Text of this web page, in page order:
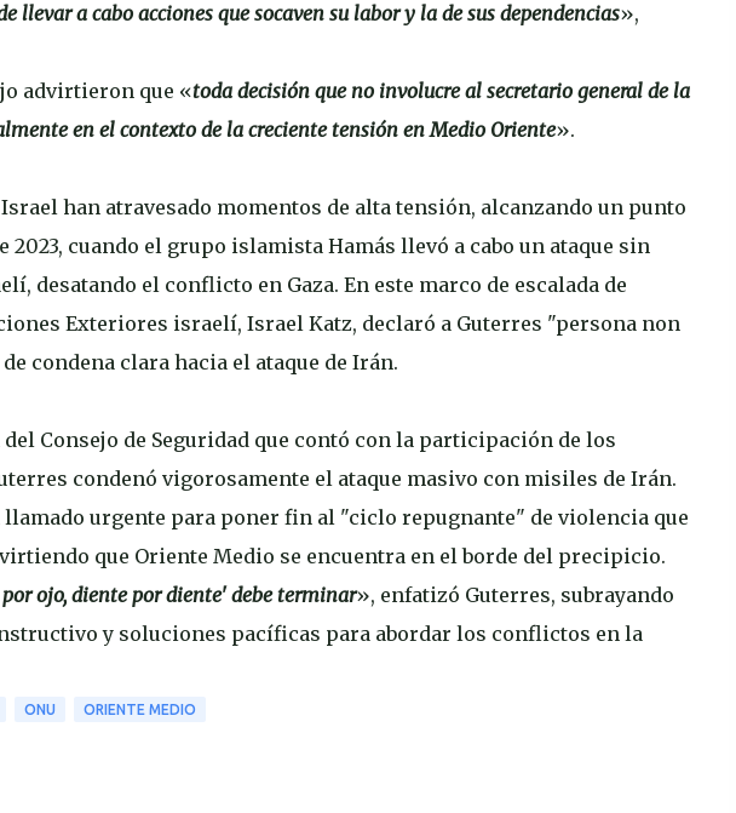
llevar a cabo acciones que socaven su labor y la de sus dependencias»,
advirtieron que «toda decisión que no involucre al secretario general de la
en el contexto de la creciente tensión en Medio Oriente».
han atravesado momentos de alta tensión, alcanzando un punto
2023, cuando el grupo islamista Hamás llevó a cabo un ataque sin
desatando el conflicto en Gaza. En este marco de escalada de
Exteriores israelí, Israel Katz, declaró a Guterres "persona non
condena clara hacia el ataque de Irán.
Consejo de Seguridad que contó con la participación de los
condenó vigorosamente el ataque masivo con misiles de Irán.
llamado urgente para poner fin al "ciclo repugnante" de violencia que
que Oriente Medio se encuentra en el borde del precipicio.
ojo, diente por diente' debe terminar», enfatizó Guterres, subrayando
y soluciones pacíficas para abordar los conflictos en la
ONU ORIENTE MEDIO